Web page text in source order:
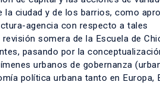
ciudad y de los barrios, como
agencia con respecto a tales
somera de la Escuela de
pasando por la
urbanos de gobernanza
política urbana tanto en Europa,